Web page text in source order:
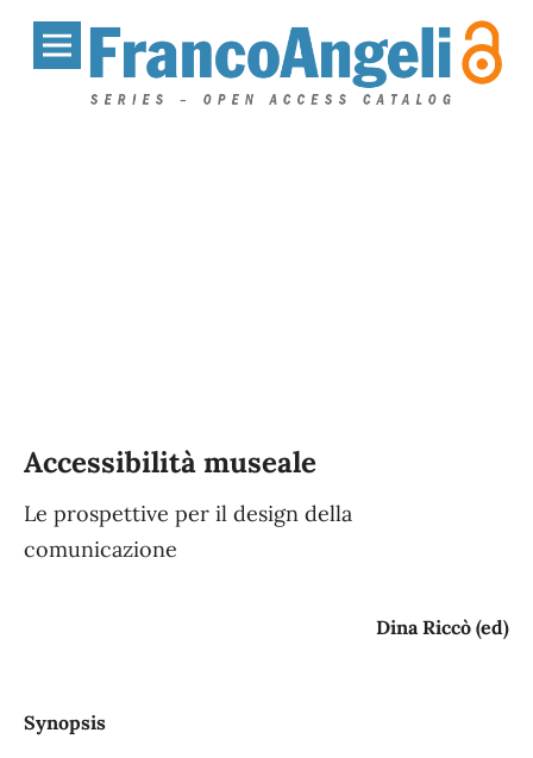
Accessibilità museale
Le prospettive per il design della
comunicazione
Dina Riccò (ed)
Synopsis